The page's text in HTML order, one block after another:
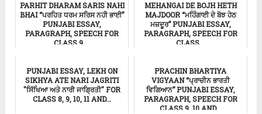
PARHIT DHARAM SARIS NAHI
BHAI “ਪਰਹਿਤ ਧਰਮ ਸਰਿਸ ਨਹੀ ਭਾਈ”
PUNJABI ESSAY,
PARAGRAPH, SPEECH FOR
CLASS 9,...
MEHANGAI DE BOJH HETH
MAJDOOR “ਮਹਿੰਗਾਈ ਦੇ ਬੋਝ ਹੇਠ
ਮਜ਼ਦੂਰ” PUNJABI ESSAY,
PARAGRAPH, SPEECH FOR
CLASS...
PUNJABI ESSAY, LEKH ON
SIKHYA ATE NARI JAGRITI
"ਸਿੱਖਿਆ ਅਤੇ ਨਾਰੀ ਜਾਗ੍ਰਿਤੀ" FOR
CLASS 8, 9, 10, 11 AND...
PRACHIN BHARTIYA
VIGYAAN “ਪ੍ਰਾਚੀਨ ਭਾਰਤੀ
ਵਿਗਿਆਨ” PUNJABI ESSAY,
PARAGRAPH, SPEECH FOR
CLASS 9, 10 AND...